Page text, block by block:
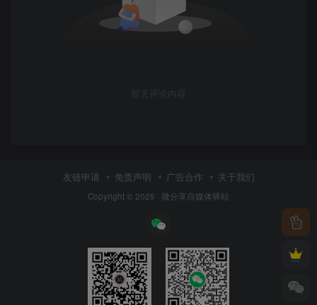
暂无评论内容
友链申请 免责声明 广告合作 关于我们
Copyright © 2025 · 微分享自媒体驿站